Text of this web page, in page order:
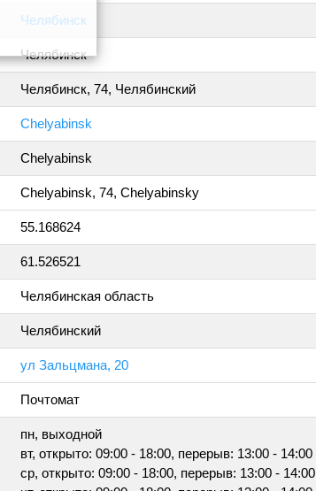
Челябинск
Челябинск
Челябинск, 74, Челябинский
Chelyabinsk
Chelyabinsk
Chelyabinsk, 74, Chelyabinsky
55.168624
61.526521
Челябинская область
Челябинский
ул Зальцмана, 20
Почтомат
пн, выходной
вт, открыто: 09:00 - 18:00, перерыв: 13:00 - 14:00
ср, открыто: 09:00 - 18:00, перерыв: 13:00 - 14:00